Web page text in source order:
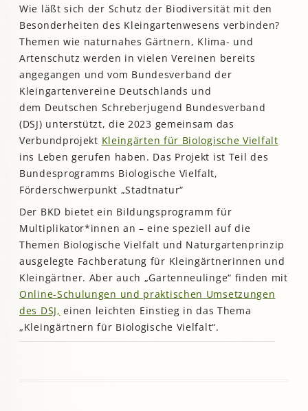
Wie läßt sich der Schutz der Biodiversität mit den
Besonderheiten des Kleingartenwesens verbinden?
Themen wie naturnahes Gärtnern, Klima- und
Artenschutz werden in vielen Vereinen bereits
angegangen und vom Bundesverband der
Kleingartenvereine Deutschlands und
dem Deutschen Schreberjugend Bundesverband
(DSJ) unterstützt, die 2023 gemeinsam das
Verbundprojekt Kleingärten für Biologische Vielfalt
ins Leben gerufen haben. Das Projekt ist Teil des
Bundesprogramms Biologische Vielfalt,
Förderschwerpunkt „Stadtnatur“
Der BKD bietet ein Bildungsprogramm für
Multiplikator*innen an – eine speziell auf die
Themen Biologische Vielfalt und Naturgartenprinzip
ausgelegte Fachberatung für Kleingärtnerinnen und
Kleingärtner. Aber auch „Gartenneulinge“ finden mit
Online-Schulungen und praktischen Umsetzungen
des DSJ, einen leichten Einstieg in das Thema
„Kleingärtnern für Biologische Vielfalt“.